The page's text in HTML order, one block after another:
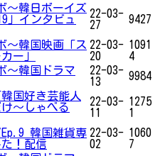
～韓日ボーイズ
」インタビュ
22-03-
27
9427
～韓国映画「ス
ー」
22-03-
20
1091
4
～韓国ドラマ
22-03-
13
9984
国好き芸能人
～しゃべる
22-03-
11
1275
1
韓国雑貨専
！配信
22-03-
02
1060
7